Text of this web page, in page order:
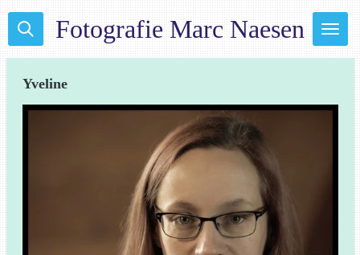
Ga
direct
naar
hoofdinhoud
Fotografie Marc Naesen
Yveline